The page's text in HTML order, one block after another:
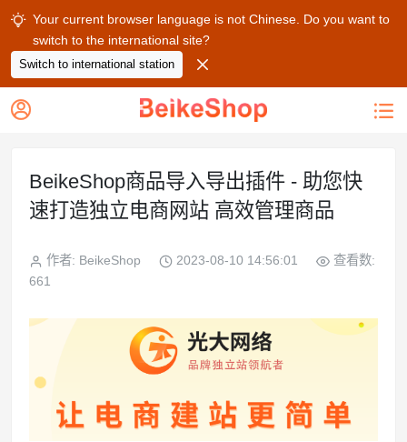
 Your current browser language is not Chinese. Do you want to
switch to the international site?
Switch to international station 
 
BeikeShop商品导入导出插件 - 助您快
速打造独立电商网站 高效管理商品
作者: BeikeShop 2023-08-10 14:56:01
查看数:
661